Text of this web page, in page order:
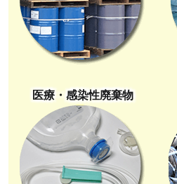
医療・感染性廃棄物